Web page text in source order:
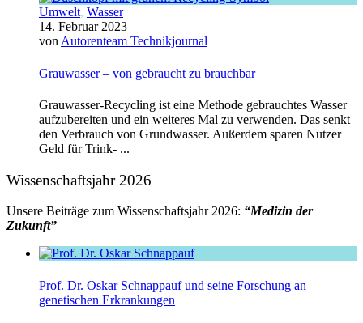
Umwelt, Wasser
14. Februar 2023
von Autorenteam Technikjournal
Grauwasser – von gebraucht zu brauchbar
Grauwasser-Recycling ist eine Methode gebrauchtes Wasser
aufzubereiten und ein weiteres Mal zu verwenden. Das senkt
den Verbrauch von Grundwasser. Außerdem sparen Nutzer
Geld für Trink- ...
Wissenschaftsjahr 2026
Unsere Beiträge zum Wissenschaftsjahr 2026: “Medizin der
Zukunft”
Prof. Dr. Oskar Schnappauf und seine Forschung an
genetischen Erkrankungen